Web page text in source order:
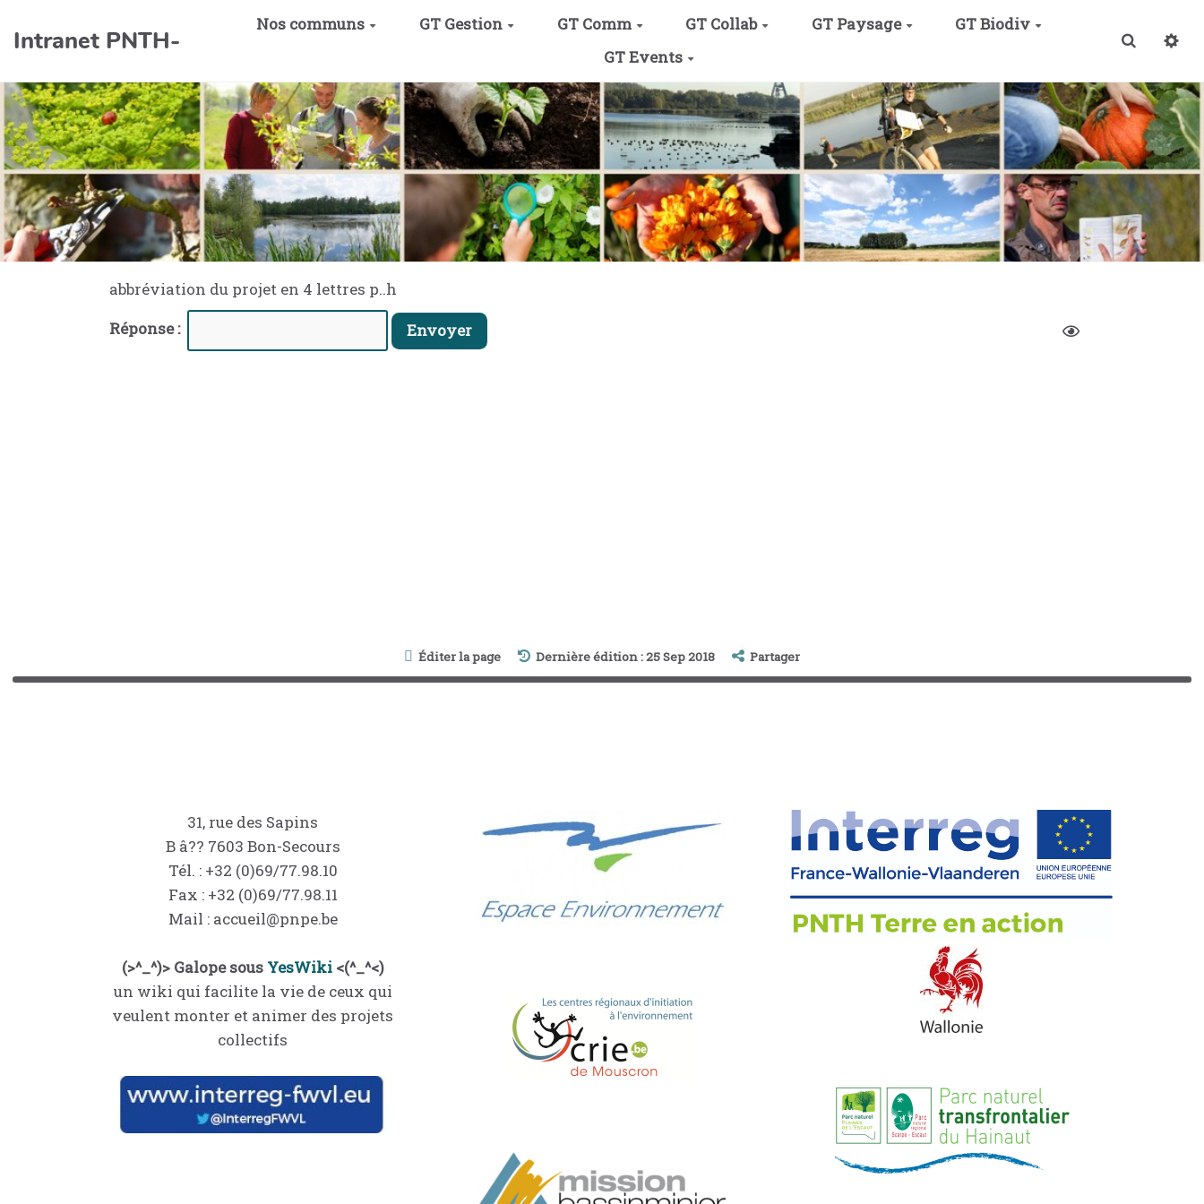
Intranet PNTH-
Nos communs GT Gestion GT Comm GT Collab GT Paysage
GT Biodiv
GT Events
abbréviation du projet en 4 lettres p..h
Réponse :
Envoyer
Éditer la page Dernière édition : 25 Sep 2018 Partager
31, rue des Sapins
B â?? 7603 Bon-Secours
Tél. : +32 (0)69/77.98.10
Fax : +32 (0)69/77.98.11
Mail : accueil@pnpe.be
(>^_^)> Galope sous YesWiki<(^_^<)
un wiki qui facilite la vie de ceux qui
veulent monter et animer des projets
collectifs